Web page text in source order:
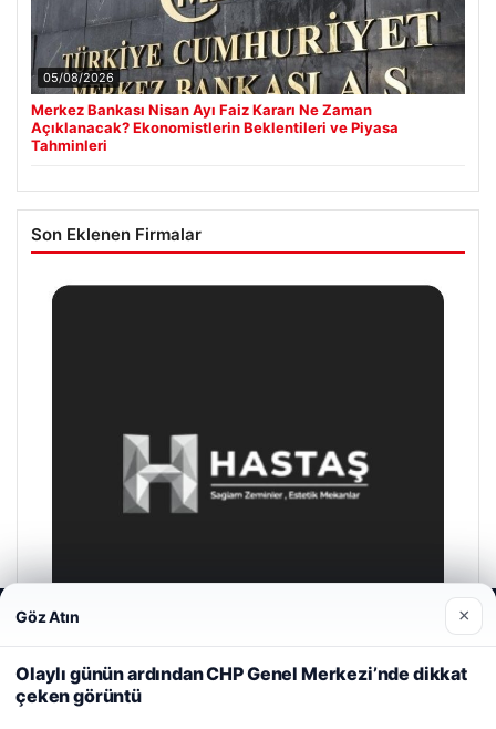
05/08/2026
Merkez Bankası Nisan Ayı Faiz Kararı Ne Zaman
Açıklanacak? Ekonomistlerin Beklentileri ve Piyasa
Tahminleri
Son Eklenen Firmalar
Web sitemizi nasıl kullandığınızı daha iyi anlayabilmek,
deneyiminizi kişiselleştirmek ve geliştirmek amacıyla çerezler
kullanıyoruz.
Çerez Politikamız
Reddet
Göz Atın ×
Olaylı günün ardından CHP Genel Merkezi’nde dikkat
çeken görüntü